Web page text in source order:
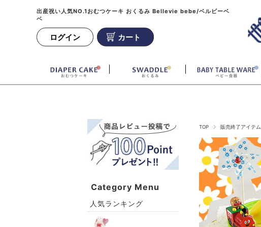
出産祝い人気NO.1おむつケーキ おくるみ Bellevie bebe/ベルビーベ
ベ
ログイン カート
TOP 販売終了アイテム
Category Menu
人気ランキング